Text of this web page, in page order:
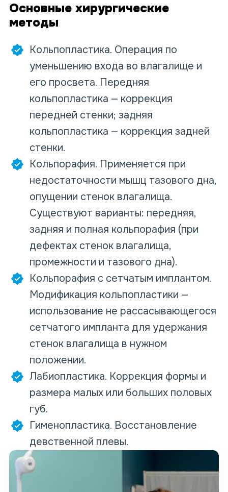
Основные хирургические
методы
Кольпопластика. Операция по
уменьшению входа во влагалище и
его просвета. Передняя
кольпопластика — коррекция
передней стенки; задняя
кольпопластика — коррекция задней
стенки.
Кольпорафия. Применяется при
недостаточности мышц тазового дна,
опущении стенок влагалища.
Существуют варианты: передняя,
задняя и полная кольпорафия (при
дефектах стенок влагалища,
промежности и тазового дна).
Кольпорафия с сетчатым имплантом.
Модификация кольпопластики —
использование не рассасывающегося
сетчатого импланта для удержания
стенок влагалища в нужном
положении.
Лабиопластика. Коррекция формы и
размера малых или больших половых
губ.
Гименопластика. Восстановление
девственной плевы.